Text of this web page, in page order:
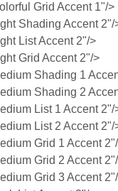
Grid Accent 1"/>
Shading Accent 2"/
List Accent 2"/>
Grid Accent 2"/>
Shading 1
Shading 2
List 1 Accent 2"/
List 2 Accent 2"/
Grid 1 Accent
Grid 2 Accent
Grid 3 Accent